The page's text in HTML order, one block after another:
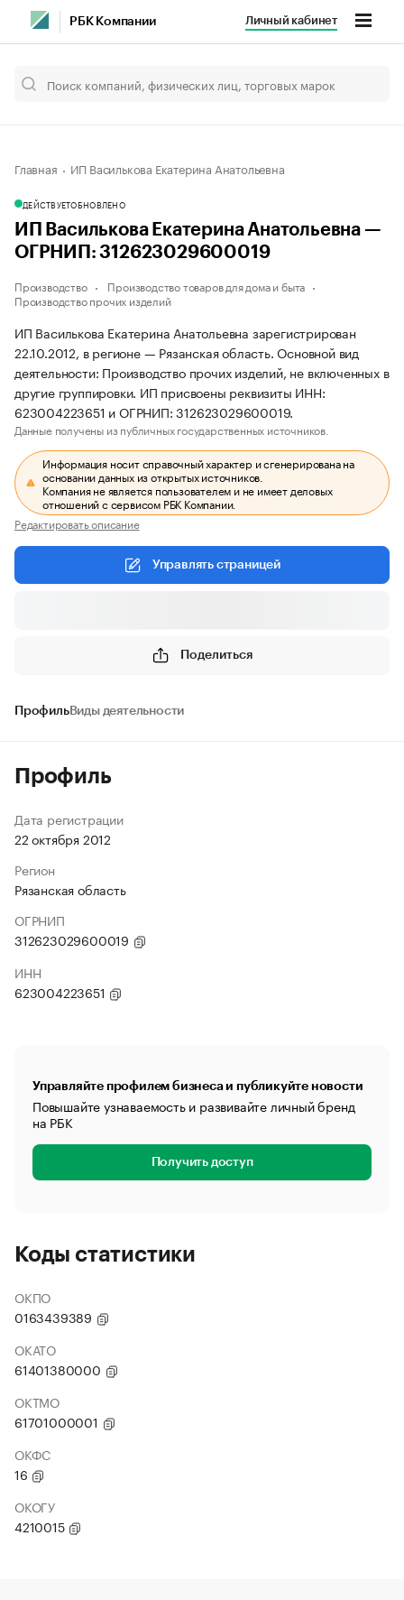
РБК Компании Личный кабинет
Главная ИП Василькова Екатерина Анатольевна
ДЕЙСТВУЕТОБНОВЛЕНО
ИП Василькова Екатерина Анатольевна —
ОГРНИП: 312623029600019
Производство
Производство товаров для дома и быта
Производство прочих изделий
ИП Василькова Екатерина Анатольевна зарегистрирован
22.10.2012, в регионе — Рязанская область. Основной вид
деятельности: Производство прочих изделий, не включенных в
другие группировки. ИП присвоены реквизиты ИНН:
623004223651 и ОГРНИП: 312623029600019.
Данные получены из публичных государственных источников.
Информация носит справочный характер и сгенерирована на
основании данных из открытых источников.
Компания не является пользователем и не имеет деловых
отношений с сервисом РБК Компании.
Редактировать описание
Управлять страницей
Поделиться
ПрофильВиды деятельности
Профиль
Дата регистрации
22 октября 2012
Регион
Рязанская область
ОГРНИП
312623029600019
ИНН
623004223651
Управляйте профилем бизнеса и публикуйте новости
Повышайте узнаваемость и развивайте личный бренд
на РБК
Получить доступ
Коды статистики
ОКПО
0163439389
ОКАТО
61401380000
ОКТМО
61701000001
ОКФС
16
ОКОГУ
4210015